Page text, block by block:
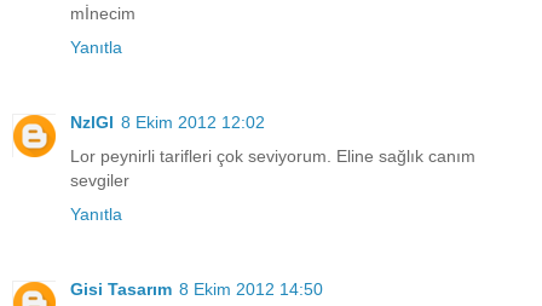
mİnecim
Yanıtla
NzlGl 8 Ekim 2012 12:02
Lor peynirli tarifleri çok seviyorum. Eline sağlık canım
sevgiler
Yanıtla
Gisi Tasarım 8 Ekim 2012 14:50